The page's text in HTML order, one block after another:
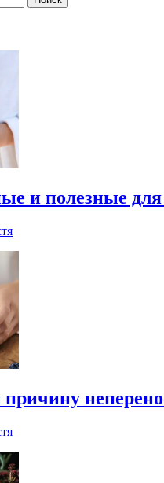
и полезные для